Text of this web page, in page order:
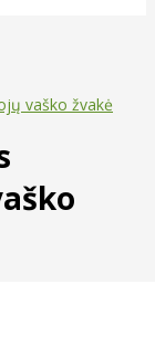
vaško žvakė